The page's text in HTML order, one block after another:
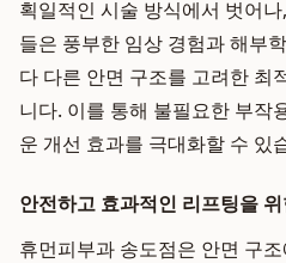
획일적인 시술 방식에서 벗어
들은 풍부한 임상 경험과 해부
다 다른 안면 구조를 고려한 최
니다. 이를 통해 불필요한 부작
운 개선 효과를 극대화할 수 있
안전하고 효과적인 리프팅을
휴먼피부과 송도점은 안면 구